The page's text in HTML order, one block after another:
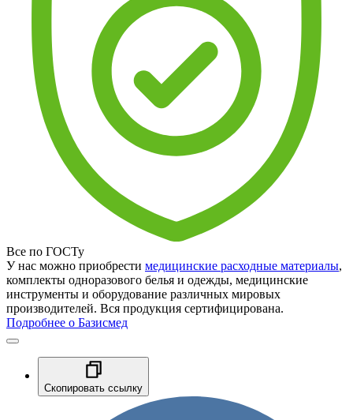
Все по ГОСТу
У нас можно приобрести медицинские расходные материалы,
комплекты одноразового белья и одежды, медицинские
инструменты и оборудование различных мировых
производителей. Вся продукция сертифицирована.
Подробнее о Базисмед
Скопировать ссылку